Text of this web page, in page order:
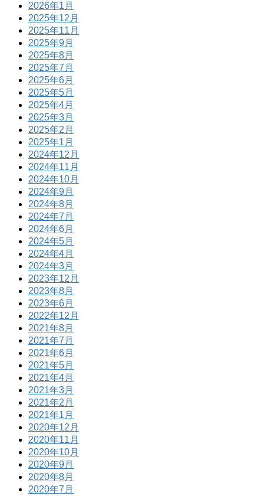
2026年1月
2025年12月
2025年11月
2025年9月
2025年8月
2025年7月
2025年6月
2025年5月
2025年4月
2025年3月
2025年2月
2025年1月
2024年12月
2024年11月
2024年10月
2024年9月
2024年8月
2024年7月
2024年6月
2024年5月
2024年4月
2024年3月
2023年12月
2023年8月
2023年6月
2022年12月
2021年8月
2021年7月
2021年6月
2021年5月
2021年4月
2021年3月
2021年2月
2021年1月
2020年12月
2020年11月
2020年10月
2020年9月
2020年8月
2020年7月